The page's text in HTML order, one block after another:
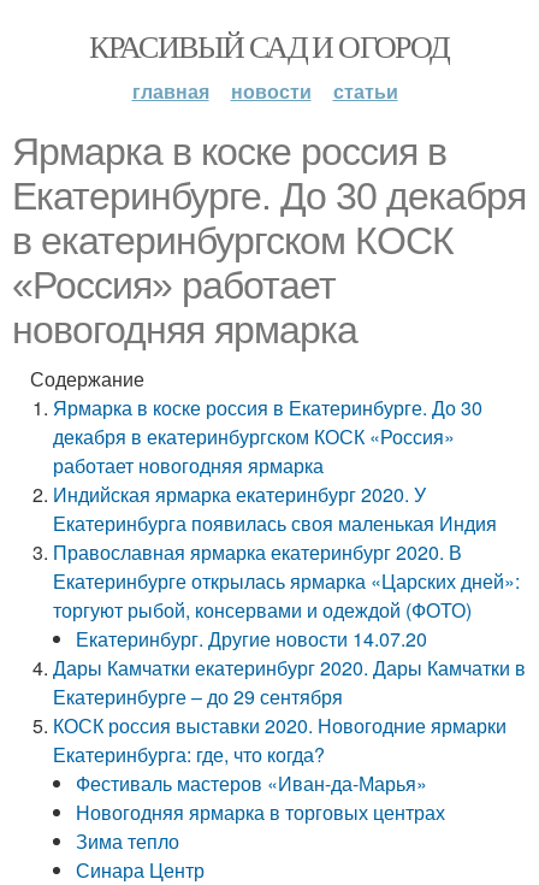
КРАСИВЫЙ САД И ОГОРОД
главная новости статьи
Ярмарка в коске россия в
Екатеринбурге. До 30 декабря
в екатеринбургском КОСК
«Россия» работает
новогодняя ярмарка
Содержание
Ярмарка в коске россия в Екатеринбурге. До 30
декабря в екатеринбургском КОСК «Россия»
работает новогодняя ярмарка
Индийская ярмарка екатеринбург 2020. У
Екатеринбурга появилась своя маленькая Индия
Православная ярмарка екатеринбург 2020. В
Екатеринбурге открылась ярмарка «Царских дней»:
торгуют рыбой, консервами и одеждой (ФОТО)
Екатеринбург. Другие новости 14.07.20
Дары Камчатки екатеринбург 2020. Дары Камчатки в
Екатеринбурге – до 29 сентября
КОСК россия выставки 2020. Новогодние ярмарки
Екатеринбурга: где, что когда?
Фестиваль мастеров «Иван-да-Марья»
Новогодняя ярмарка в торговых центрах
Зима тепло
Синара Центр